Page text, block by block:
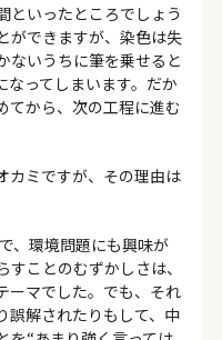
といったところでしょう
ができますが、染色は失
ないうちに筆を乗せると
なってしまいます。だか
てから、次の工程に進む
カミですが、その理由は
、環境問題にも興味が
ことのむずかしさは、
ーマでした。でも、それ
誤解されたりもして、中